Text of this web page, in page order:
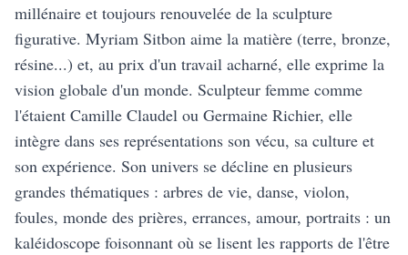
millénaire et toujours renouvelée de la sculpture
figurative. Myriam Sitbon aime la matière (terre, bronze,
résine...) et, au prix d'un travail acharné, elle exprime la
vision globale d'un monde. Sculpteur femme comme
l'étaient Camille Claudel ou Germaine Richier, elle
intègre dans ses représentations son vécu, sa culture et
son expérience. Son univers se décline en plusieurs
grandes thématiques : arbres de vie, danse, violon,
foules, monde des prières, errances, amour, portraits : un
kaléidoscope foisonnant où se lisent les rapports de l'être